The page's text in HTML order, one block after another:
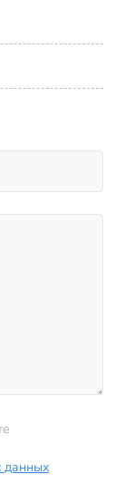
данных